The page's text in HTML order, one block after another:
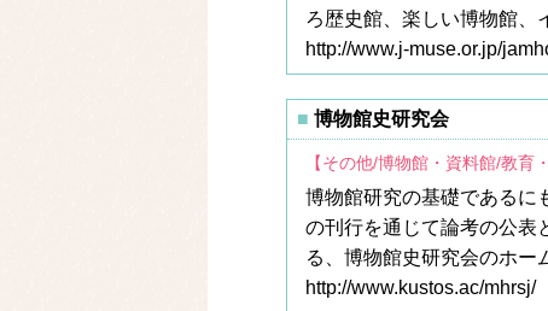
ろ歴史館、楽しい博物館、
http://www.j-muse.or.jp/
博物館史研究会
【その他/博物館・資料館/教育
博物館研究の基礎であるに
の刊行を通じて論考の公表
る、博物館史研究会のホー
http://www.kustos.ac/mhrsj/